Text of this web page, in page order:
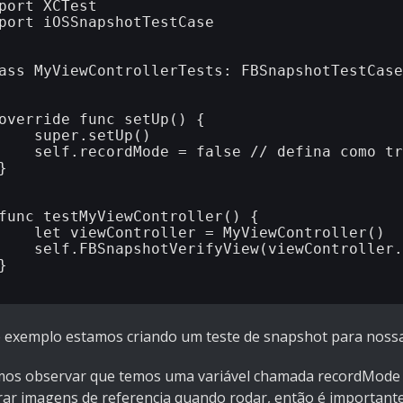
XCTest
iOSSnapshotTestCase
MyViewControllerTests:
func setUp() {
= false // defina como true
testMyViewController() {
viewController = MyViewController()
exemplo estamos criando um teste de snapshot para
observar que temos uma variável chamada
imagens de referencia quando rodar, então é